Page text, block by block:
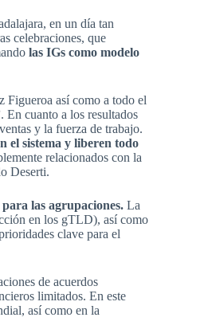
en un día tan
celebraciones, que
las IGs como modelo
Figueroa así como a todo el
. En cuanto a los resultados
y la fuerza de trabajo.
el sistema y liberen todo
relacionados con la
Deserti.
las agrupaciones. La
en los gTLD), así como
clave para el
de acuerdos
limitados. En este
así como en la